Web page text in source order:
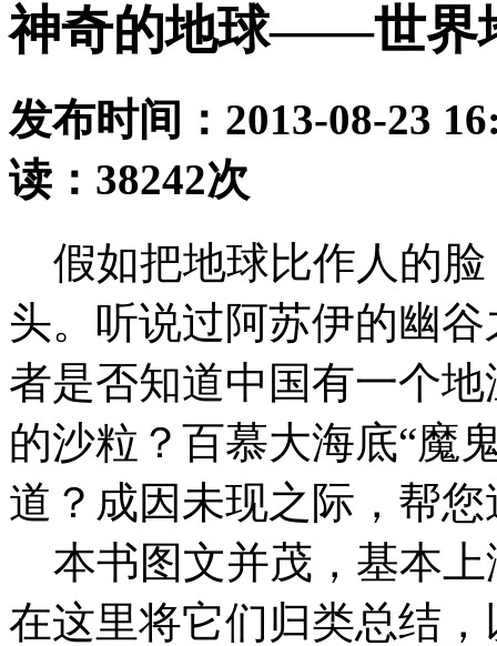
神奇的地球——世界
发布时间：2013-08-23
读： 38242次
假如把地球比作人的脸
头。听说过阿苏伊的幽
者是否知道中国有一个
的沙粒？百慕大海底“魔
道？成因未现之际，帮
本书图文并茂，基本上
在这里将它们归类总结